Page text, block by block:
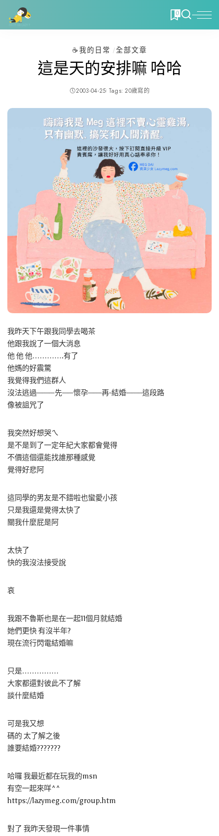
0
☕️我的日常 全部文章
這是天的安排嘛 哈哈
2003-04-25 Tags: 20歲寫的
我昨天下午跟我同學去喝茶
他跟我說了一個大消息
他 他 他………….有了
他媽的好震驚
我覺得我們這群人
沒法逃過——–先—–懷孕——再-結婚——-這段路
像被詛咒了
我突然好想哭ㄟ
是不是到了一定年紀大家都會覺得
不價這個還能找誰那種感覺
覺得好悲阿
這同學的男友是不錯啦也蠻愛小孩
只是我還是覺得太快了
關我什麼屁是阿
太快了
快的我沒法接受說
哀
我跟不魯斯也是在一起11個月就結婚
她們更快 有沒半年?
現在流行閃電結婚嘛
只是……………
大家都還對彼此不了解
談什麼結婚
可是我又想
碼的 太了解之後
誰要結婚???????
哈囉 我最近都在玩我的msn
有空一起來咩^^
https://lazymeg.com/group.htm
對了 我昨天發現一件事情